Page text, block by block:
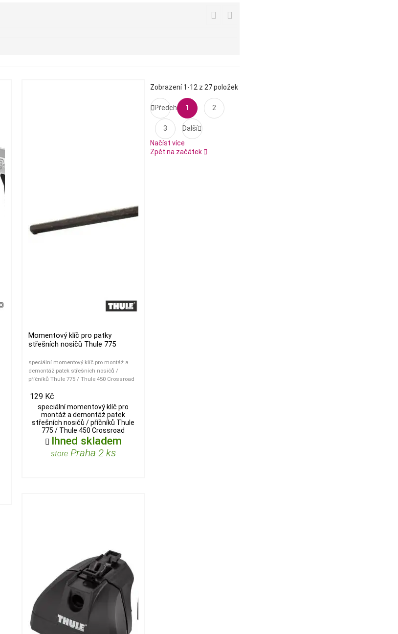
 
Momentový klíč pro patky
střešních nosičů Thule 775
speciální momentový klíč pro montáž a
demontáž patek střešních nosičů /
příčníků Thule 775 / Thule 450 Crossroad
129 Kč
speciální momentový klíč pro
montáž a demontáž patek
střešních nosičů / příčníků Thule
775 / Thule 450 Crossroad
 Ihned skladem
storePraha 2 ks
Zobrazení 1-12 z 27 položek
Předchozí1 2
3 Další
Načíst více
Zpět na začátek 